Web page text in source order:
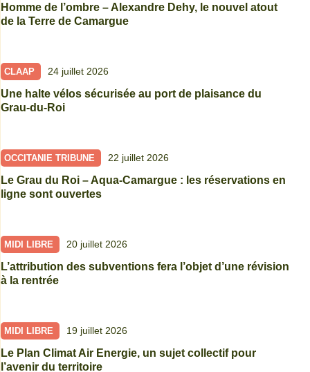
Homme de l’ombre – Alexandre Dehy, le nouvel atout
de la Terre de Camargue
CLAAP 24 juillet 2026
Une halte vélos sécurisée au port de plaisance du
Grau-du-Roi
OCCITANIE TRIBUNE 22 juillet 2026
Le Grau du Roi – Aqua-Camargue : les réservations en
ligne sont ouvertes
MIDI LIBRE 20 juillet 2026
L’attribution des subventions fera l’objet d’une révision
à la rentrée
MIDI LIBRE 19 juillet 2026
Le Plan Climat Air Energie, un sujet collectif pour
l’avenir du territoire